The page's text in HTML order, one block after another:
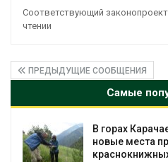
Соответствующий
чтении
ПРЕДЫДУЩИЕ СООБЩЕНИЯ
Самые
В горах
новые места